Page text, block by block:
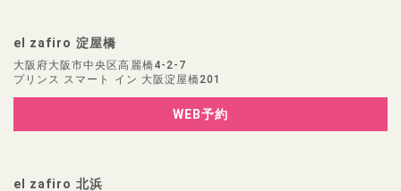
el zafiro 淀屋橋
大阪府大阪市中央区高麗橋4-2-7
プリンス スマート イン 大阪淀屋橋201
WEB予約
el zafiro 北浜